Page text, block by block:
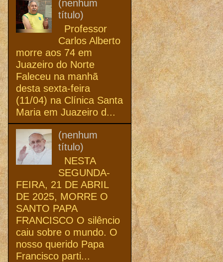
(nenhum
título)
Professor
Carlos Alberto
morre aos 74 em
Juazeiro do Norte
Faleceu na manhã
desta sexta-feira
(11/04) na Clínica Santa
Maria em Juazeiro d...
(nenhum
título)
NESTA
SEGUNDA-
FEIRA, 21 DE ABRIL
DE 2025, MORRE O
SANTO PAPA
FRANCISCO O silêncio
caiu sobre o mundo. O
nosso querido Papa
Francisco parti...